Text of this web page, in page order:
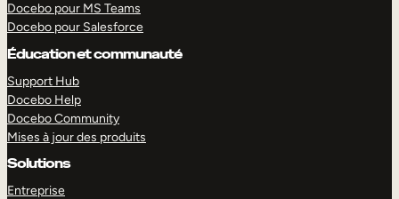
Docebo pour MS Teams
Docebo pour Salesforce
Éducation et communauté
Support Hub
Docebo Help
Docebo Community
Mises à jour des produits
Solutions
Entreprise